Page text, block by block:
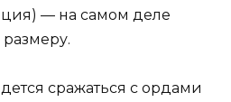
— на самом деле
сражаться с ордами